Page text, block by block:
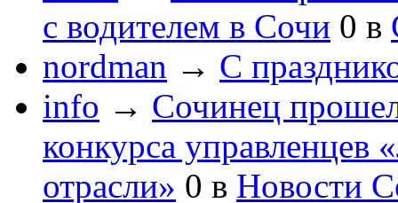
с водителем в Сочи 0 в
nordman → С
info → Сочинец
конкурса управленцев
отрасли» 0 в Новости